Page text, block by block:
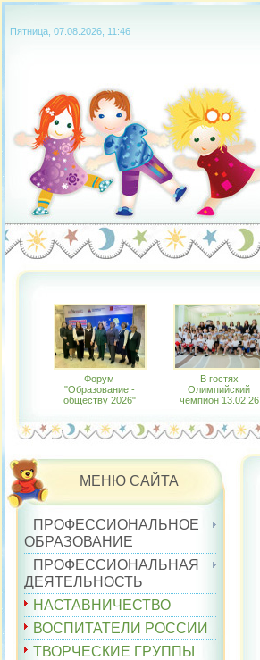
Пятница, 07.08.2026, 11:46
Форум
"Образование -
обществу 2026"
В гостях
Олимпийский
чемпион 13.02.26
МЕНЮ САЙТА
ПРОФЕССИОНАЛЬНОЕ
ОБРАЗОВАНИЕ
ПРОФЕССИОНАЛЬНАЯ
ДЕЯТЕЛЬНОСТЬ
НАСТАВНИЧЕСТВО
ВОСПИТАТЕЛИ РОССИИ
ТВОРЧЕСКИЕ ГРУППЫ